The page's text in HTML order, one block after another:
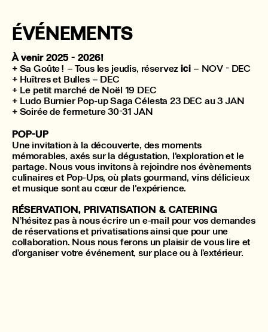
ÉVÉNEMENTS
À venir 2025 - 2026!
+ Sa Goûte ! – Tous les jeudis, réservezici – NOV - DEC
+ Huîtres et Bulles – DEC
+ Le petit marché de Noël 19 DEC
+ Ludo Burnier Pop-up Saga Célesta 23 DEC au 3 JAN
+ Soirée de fermeture 30-31 JAN
POP-UP
Une invitation à la découverte, des moments
mémorables, axés sur la dégustation, l'exploration et le
partage. Nous vous invitons à rejoindre nos évènements
culinaires et Pop-Ups, où plats gourmand, vins délicieux
et musique sont au cœur de l'expérience.
RÉSERVATION, PRIVATISATION & CATERING
N’hésitez pas à nous écrire un e-mail pour vos demandes
de réservations et privatisations ainsi que pour une
collaboration. Nous nous ferons un plaisir de vous lire et
d’organiser votre événement, sur place ou à l’extérieur.